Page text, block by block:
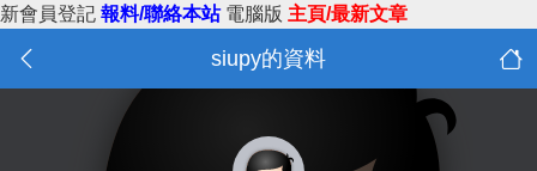
新會員登記 報料/聯絡本站 電腦版 主頁/最新文章
siupy的資料